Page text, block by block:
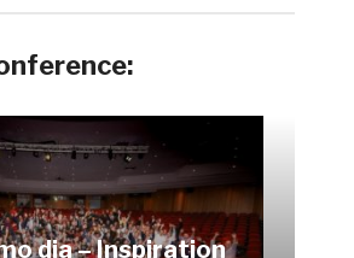
dia – Inspiration